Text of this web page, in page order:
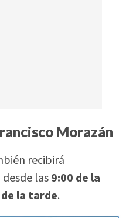
Morazán
recibirá
las9:00 de la
la tarde.